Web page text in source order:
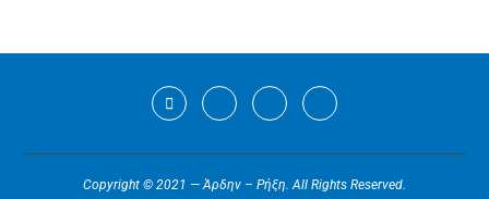
Copyright © 2021 — Άρδην – Ρήξη. All Rights Reserved.